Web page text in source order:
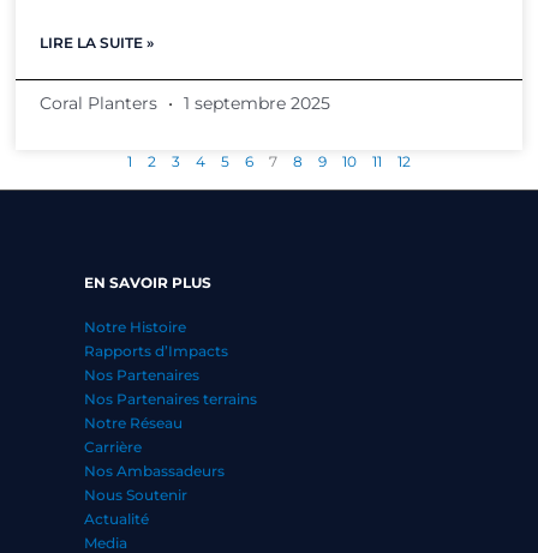
LIRE LA SUITE »
Coral Planters 1 septembre 2025
1 2 3 4 5 6 7 8 9 10 11 12
EN SAVOIR PLUS
Notre Histoire
Rapports d’Impacts
Nos Partenaires
Nos Partenaires terrains
Notre Réseau
Carrière
Nos Ambassadeurs
Nous Soutenir
Actualité
Media